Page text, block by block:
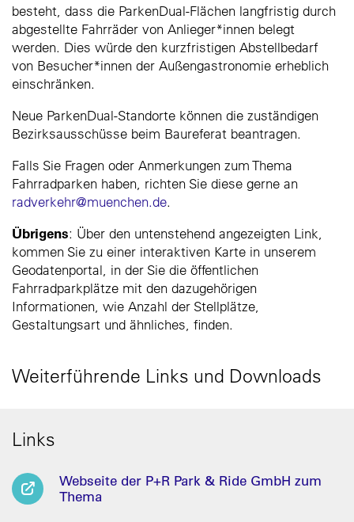
besteht, dass die ParkenDual-Flächen langfristig durch
abgestellte Fahrräder von Anlieger*innen belegt
werden. Dies würde den kurzfristigen Abstellbedarf
von Besucher*innen der Außengastronomie erheblich
einschränken.
Neue ParkenDual-Standorte können die zuständigen
Bezirksausschüsse beim Baureferat beantragen.
Falls Sie Fragen oder Anmerkungen zum Thema
Fahrradparken haben, richten Sie diese gerne an
radverkehr@muenchen.de.
Übrigens: Über den untenstehend angezeigten Link,
kommen Sie zu einer interaktiven Karte in unserem
Geodatenportal, in der Sie die öffentlichen
Fahrradparkplätze mit den dazugehörigen
Informationen, wie Anzahl der Stellplätze,
Gestaltungsart und ähnliches, finden.
Weiterführende Links und Downloads
Links
Webseite der P+R Park & Ride GmbH zum
Thema